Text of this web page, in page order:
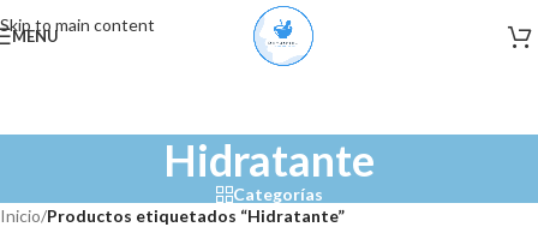
Skip to main content
MENU
Hidratante
Categorías
Inicio/Productos etiquetados “Hidratante”